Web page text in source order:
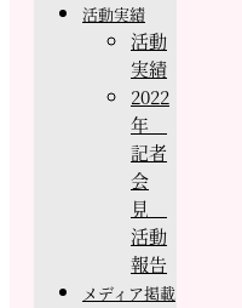
活動実績
活動
実績
2022
年
記者
会
見
活動
報告
メディア掲載